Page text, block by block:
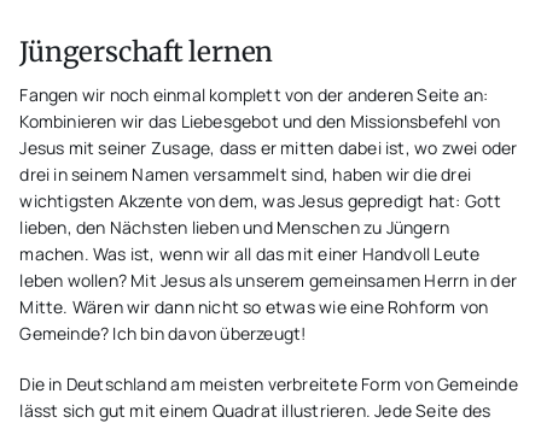
Jüngerschaft lernen
Fangen wir noch einmal komplett von der anderen Seite an:
Kombinieren wir das Liebesgebot und den Missionsbefehl von
Jesus mit seiner Zusage, dass er mitten dabei ist, wo zwei oder
drei in seinem Namen versammelt sind, haben wir die drei
wichtigsten Akzente von dem, was Jesus gepredigt hat: Gott
lieben, den Nächsten lieben und Menschen zu Jüngern
machen. Was ist, wenn wir all das mit einer Handvoll Leute
leben wollen? Mit Jesus als unserem gemeinsamen Herrn in der
Mitte. Wären wir dann nicht so etwas wie eine Rohform von
Gemeinde? Ich bin davon überzeugt!
Die in Deutschland am meisten verbreitete Form von Gemeinde
lässt sich gut mit einem Quadrat illustrieren. Jede Seite des